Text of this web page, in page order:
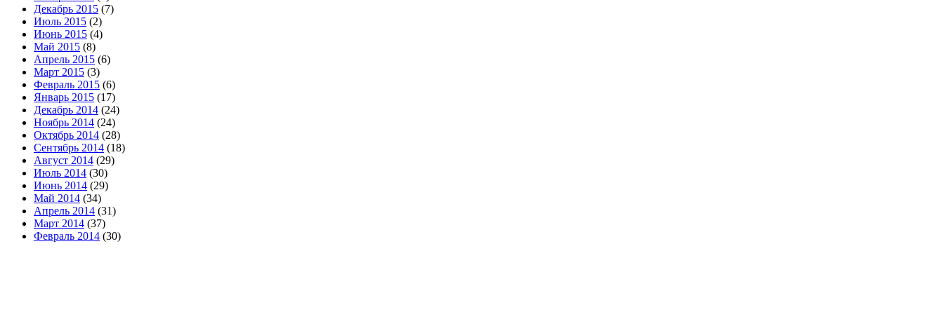
Декабрь 2015 (7)
Июль 2015 (2)
Июнь 2015 (4)
Май 2015 (8)
Апрель 2015 (6)
Март 2015 (3)
Февраль 2015 (6)
Январь 2015 (17)
Декабрь 2014 (24)
Ноябрь 2014 (24)
Октябрь 2014 (28)
Сентябрь 2014 (18)
Август 2014 (29)
Июль 2014 (30)
Июнь 2014 (29)
Май 2014 (34)
Апрель 2014 (31)
Март 2014 (37)
Февраль 2014 (30)